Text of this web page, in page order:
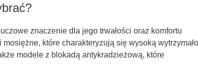
znaczenie dla jego trwałości oraz komfortu
które charakteryzują się wysoką
modele z blokadą antykradzieżową, które